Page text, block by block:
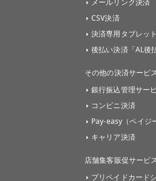
CSV決済
決済専用タブレット
後払い決済「AL後
その他の決済サービ
銀行振込管理サー
コンビニ決済
Pay-easy（ペイジ
キャリア決済
店舗集客販促サービ
プリペイドカード